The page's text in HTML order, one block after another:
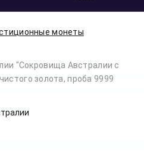
монеты
"Сокровища Австралии с
золота, проба 9999